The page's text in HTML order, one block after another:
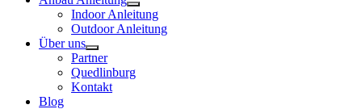
Indoor Anleitung
Outdoor Anleitung
Über uns
Partner
Quedlinburg
Kontakt
Blog